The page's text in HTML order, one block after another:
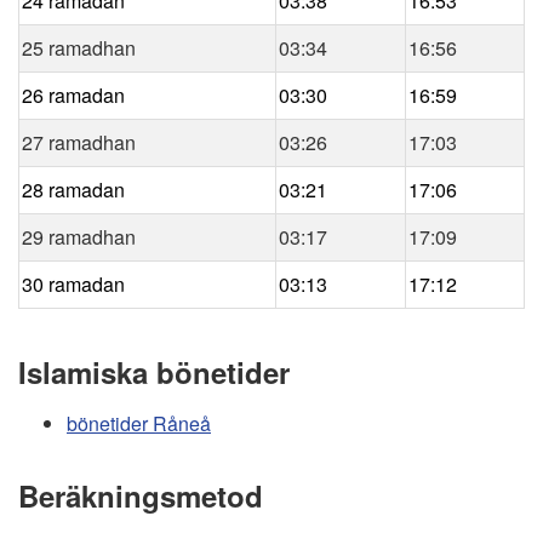
25 ramadhan
03:34
16:56
26 ramadan
03:30
16:59
27 ramadhan
03:26
17:03
28 ramadan
03:21
17:06
29 ramadhan
03:17
17:09
30 ramadan
03:13 17:12
Islamiska bönetider
bönetider Råneå
Beräkningsmetod